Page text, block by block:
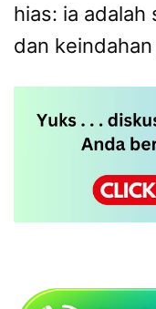
hias: ia
dan